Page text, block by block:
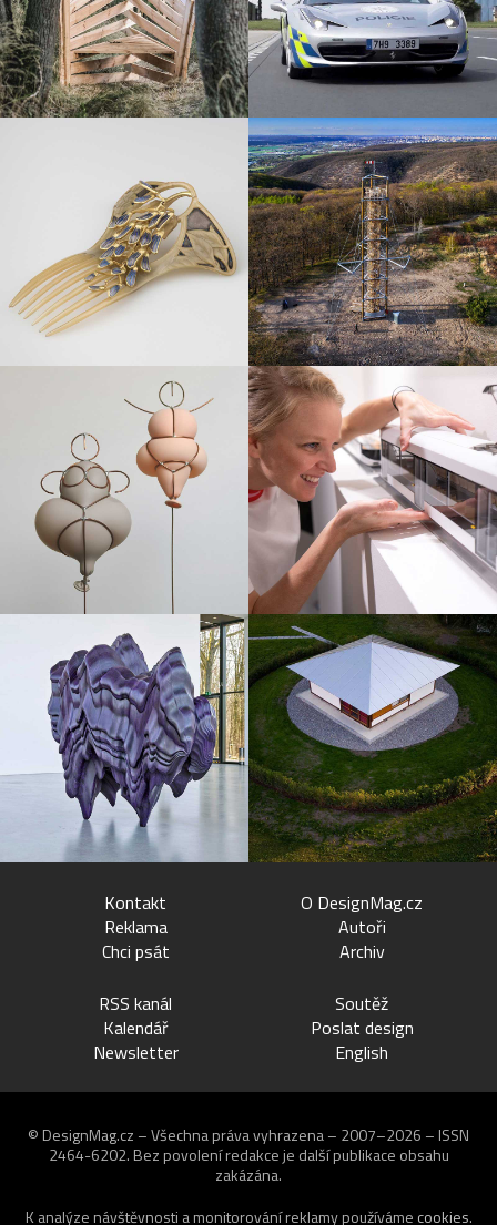
Kontakt
Reklama
Chci psát
O DesignMag.cz
Autoři
Archiv
RSS kanál
Kalendář
Newsletter
Soutěž
Poslat design
English
© DesignMag.cz – Všechna práva vyhrazena – 2007–2026 – ISSN
2464-6202. Bez povolení redakce je další publikace obsahu
zakázána.
K analýze návštěvnosti a monitorování reklamy používáme cookies.